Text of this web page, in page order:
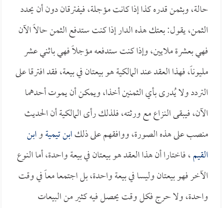
حالة، وبثمن قدره كذا إذا كانت مؤجلة، فيفترقان دون أن يحدد
الثمن، يقول: بعتك هذه الدار إذا كنت ستدفع الثمن حالاً الآن
فهي بعشرة ملايين، وإذا كنت ستدفعه مؤجلاً فهي باثني عشر
مليوناً، فهذا العقد عند المالكية هو بيعتان في بيعة، فقد افترقا على
التردد ولا يُدرى بأي الثمنين أخذا، ويمكن أن يموت أحدهما
الآن، فيبقى النزاع مع ورثته، فلذلك رأى المالكية أن الحديث
منصب على هذه الصورة، ووافقهم على ذلكابن تيميةوابن
القيم، فاختارا أن هذا العقد هو بيعتان في بيعة واحدة، أما النوع
الآخر فهو بيعتان وليسا في بيعة واحدة، بل اجتمعا معاً في وقت
واحدة، ولا حرج فكل وقت يحصل فيه كثير من البيعات